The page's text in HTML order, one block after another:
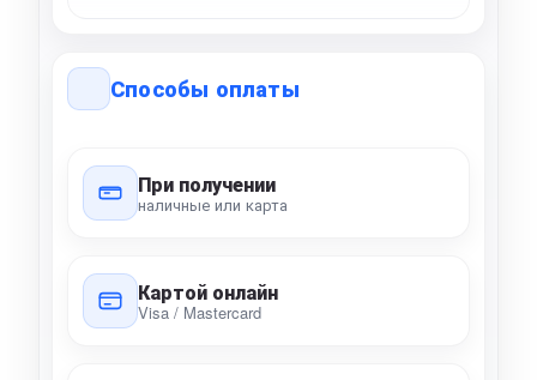
Способы оплаты
При получении
наличные или карта
Картой онлайн
Visa / Mastercard